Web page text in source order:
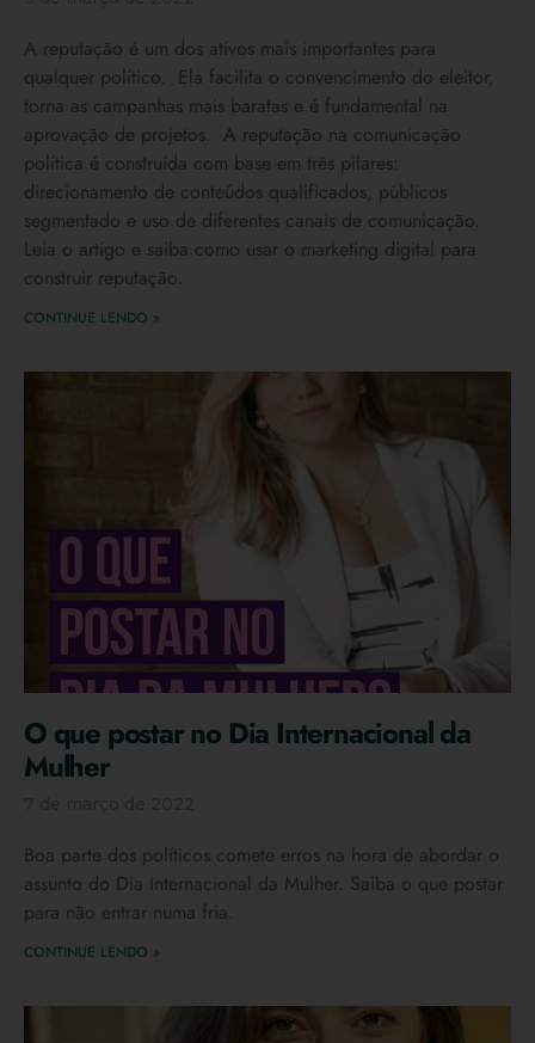
A reputação é um dos ativos mais importantes para
qualquer político. Ela facilita o convencimento do eleitor,
torna as campanhas mais baratas e é fundamental na
aprovação de projetos. A reputação na comunicação
política é construída com base em três pilares:
direcionamento de conteúdos qualificados, públicos
segmentado e uso de diferentes canais de comunicação.
Leia o artigo e saiba como usar o marketing digital para
construir reputação.
CONTINUE LENDO »
O que postar no Dia Internacional da
Mulher
Boa parte dos políticos comete erros na hora de abordar o
assunto do Dia Internacional da Mulher. Saiba o que postar
para não entrar numa fria.
CONTINUE LENDO »